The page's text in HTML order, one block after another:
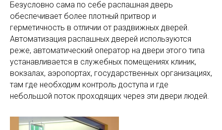
Безусловно сама по себе распашная дверь
обеспечивает более плотный притвор и
герметичность в отличии от раздвижных дверей.
Автоматизация распашных дверей используются
реже, автоматический оператор на двери этого типа
устанавливается в служебных помещениях клиник,
вокзалах, аэропортах, государственных организациях,
там где необходим контроль доступа и где
небольшой поток проходящих через эти двери людей.